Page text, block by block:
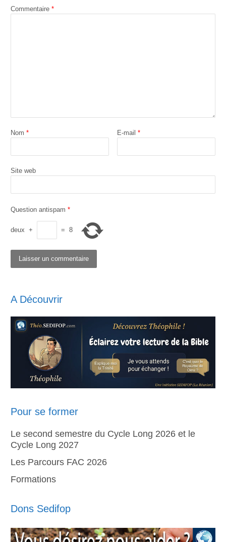
Commentaire *
Nom * E-mail*
Site web
Question antispam *
deux + = 8
A Découvrir
Pour se former
Le second semestre du Cycle Long 2026 et le
Cycle Long 2027
Les Parcours FAC 2026
Formations
Dons Sedifop